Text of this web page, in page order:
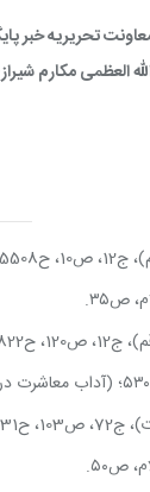
تحریریه خبر
العظمی مکارم
4.
ص۳۵.
2.
ح31.
ص۵۰.